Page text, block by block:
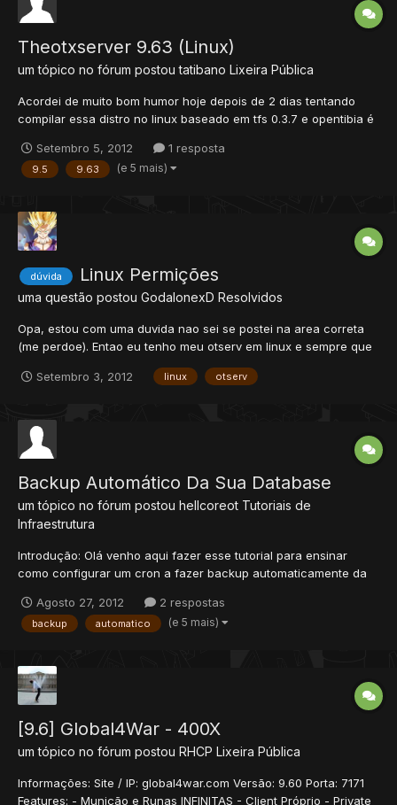
Theotxserver 9.63 (Linux)
um tópico no fórum postoutatibano Lixeira Pública
Acordei de muito bom humor hoje depois de 2 dias tentando
compilar essa distro no linux baseado em tfs 0.3.7 e opentibia é
mais de 10 horas consecutivas pra compilar
http://www.4shared.c.../path_963.html? scan(meio
Setembro 5, 2012 1 resposta
9.5 9.63 (e 5 mais)
dúvida Linux Permições
uma questão postou GodalonexD Resolvidos
Opa, estou com uma duvida nao sei se postei na area correta
(me perdoe). Entao eu tenho meu otserv em linux e sempre que
gostaria de fazer com que essa mensagem nao aparece-se
,mas...
Setembro 3, 2012 linux otserv
Backup Automático Da Sua Database
um tópico no fórum postou hellcoreot Tutoriais de
Infraestrutura
Introdução: Olá venho aqui fazer esse tutorial para ensinar
como configurar um cron a fazer backup automaticamente da
ambiente Linux. • Sua database deve estar funcionando com o
seu servidor. • Programa usado no tuto...
Agosto 27, 2012 2 respostas
backup automatico (e 5 mais)
[9.6] Global4War - 400X
um tópico no fórum postou RHCP Lixeira Pública
Informações: Site / IP: global4war.com Versão: 9.60 Porta: 7171
Features: - Munição e Runas INFINITAS - Client Próprio - Private